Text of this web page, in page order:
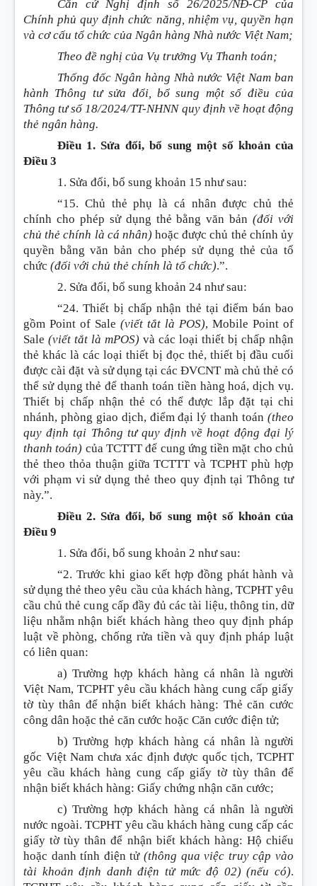
Căn cứ Nghị định số 26/2025/NĐ-CP của
Chính phủ quy định chức năng, nhiệm vụ, quyền hạn
và cơ cấu tổ chức của Ngân hàng Nhà nước Việt Nam;
Theo đề nghị của Vụ trưởng Vụ Thanh toán;
Thống đốc Ngân hàng Nhà nước Việt Nam ban
hành Thông tư sửa đổi, bổ sung một số điều của
Thông tư số 18/2024/TT-NHNN quy định về hoạt động
thẻ ngân hàng.
Điều 1. Sửa đổi, bổ sung một số khoản của
Điều 3
1. Sửa đổi, bổ sung khoản 15 như sau:
“15. Chủ thẻ phụ là cá nhân được chủ thẻ
chính cho phép sử dụng thẻ bằng văn bản(đối với
chủ thẻ chính là cá nhân)hoặc được chủ thẻ chính ủy
quyền bằng văn bản cho phép sử dụng thẻ của tổ
chức (đối với chủ thẻ chính là tổ chức).”.
2. Sửa đổi, bổ sung khoản 24 như sau:
“24. Thiết bị chấp nhận thẻ tại điểm bán bao
gồm Point of Sale (viết tắt là POS), Mobile Point of
Sale (viết tắt là mPOS) và các loại thiết bị chấp nhận
thẻ khác là các loại thiết bị đọc thẻ, thiết bị đầu cuối
được cài đặt và sử dụng tại các ĐVCNT mà chủ thẻ có
thể sử dụng thẻ để thanh toán tiền hàng hoá, dịch vụ.
Thiết bị chấp nhận thẻ có thể được lắp đặt tại chi
nhánh, phòng giao dịch, điểm đại lý thanh toán (theo
quy định tại Thông tư quy định về hoạt động đại lý
thanh toán) của TCTTT để cung ứng tiền mặt cho chủ
thẻ theo thỏa thuận giữa TCTTT và TCPHT phù hợp
với phạm vi sử dụng thẻ theo quy định tại Thông tư
này.”.
Điều 2. Sửa đổi, bổ sung một số khoản của
Điều 9
1. Sửa đổi, bổ sung khoản 2 như sau:
“2. Trước khi giao kết hợp đồng phát hành và
sử dụng thẻ theo yêu cầu của khách hàng, TCPHT yêu
cầu chủ thẻ cung cấp đầy đủ các tài liệu, thông tin, dữ
liệu nhằm nhận biết khách hàng theo quy định pháp
luật về phòng, chống rửa tiền và quy định pháp luật
có liên quan:
a) Trường hợp khách hàng cá nhân là người
Việt Nam, TCPHT yêu cầu khách hàng cung cấp giấy
tờ tùy thân để nhận biết khách hàng: Thẻ căn cước
công dân hoặc thẻ căn cước hoặc Căn cước điện tử;
b) Trường hợp khách hàng cá nhân là người
gốc Việt Nam chưa xác định được quốc tịch, TCPHT
yêu cầu khách hàng cung cấp giấy tờ tùy thân để
nhận biết khách hàng: Giấy chứng nhận căn cước;
c) Trường hợp khách hàng cá nhân là người
nước ngoài. TCPHT yêu cầu khách hàng cung cấp các
giấy tờ tùy thân để nhận biết khách hàng: Hộ chiếu
hoặc danh tính điện tử (thông qua việc truy cập vào
tài khoản định danh điện tử mức độ 02) (nếu có).